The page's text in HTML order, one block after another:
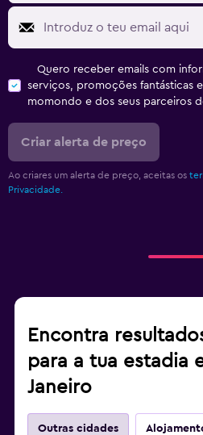
Quero receber emails com
serviços, promoções fantásticas
momondo e dos seus parceiros
Criar alerta de preço
Ao criares um alerta de preço, aceitas os
Privacidade.
Encontra
para a tua estadia
Janeiro
Outras cidades